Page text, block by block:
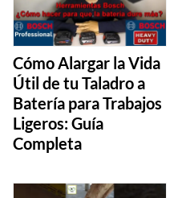
Cómo Alargar la Vida
Útil de tu Taladro a
Batería para Trabajos
Ligeros: Guía
Completa